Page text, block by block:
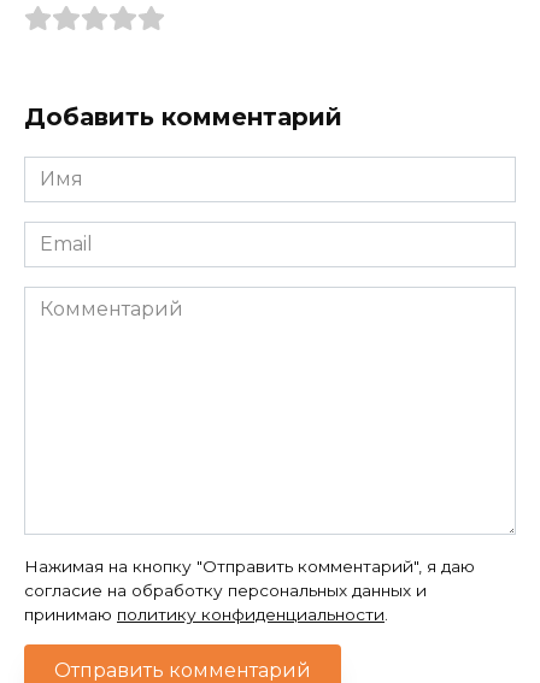
Добавить комментарий
Имя
*
Email
*
Комментарий
Нажимая на кнопку "Отправить комментарий", я даю
согласие на обработку персональных данных и
принимаю политику конфиденциальности